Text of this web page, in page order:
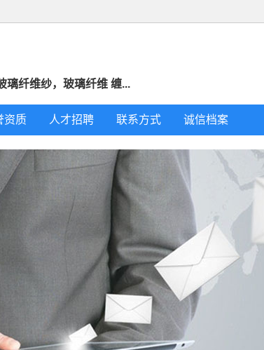
璃纤维纱，玻璃纤维 缠...
资质 人才招聘 联系方式 诚信档案